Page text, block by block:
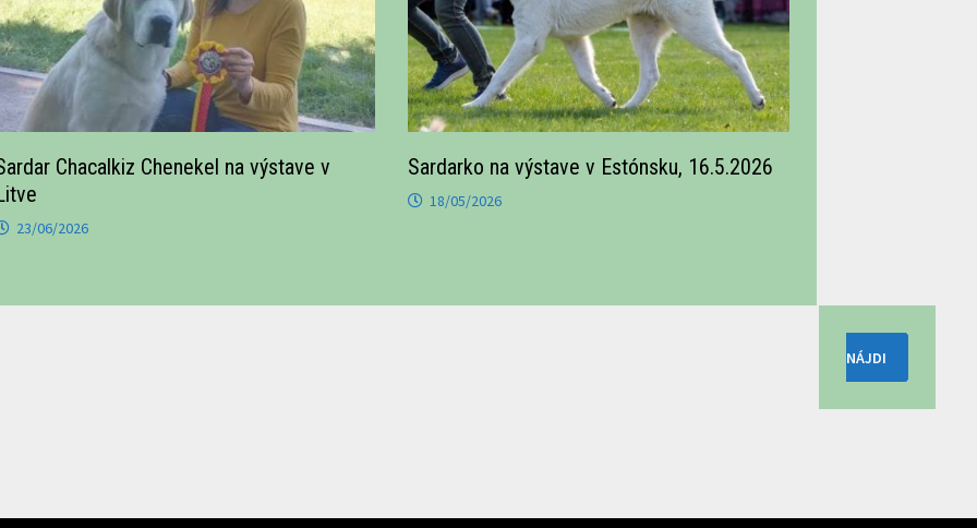
Chacalkiz Chenekel na výstave v
23/06/2026
Sardarko na výstave v Estónsku, 16.5.2026
18/05/2026
Hľadať: